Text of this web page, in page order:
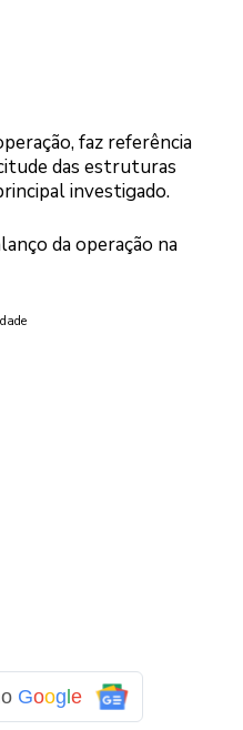
faz referência
das estruturas
investigado.
da operação na
Google